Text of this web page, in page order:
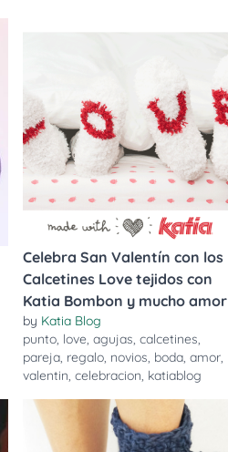
Celebra San Valentín con los
Calcetines Love tejidos con
Katia Bombon y mucho amor
by Katia Blog
punto, love,agujas,calcetines,
pareja, regalo, novios, boda,amor,
valentin,celebracion, katiablog